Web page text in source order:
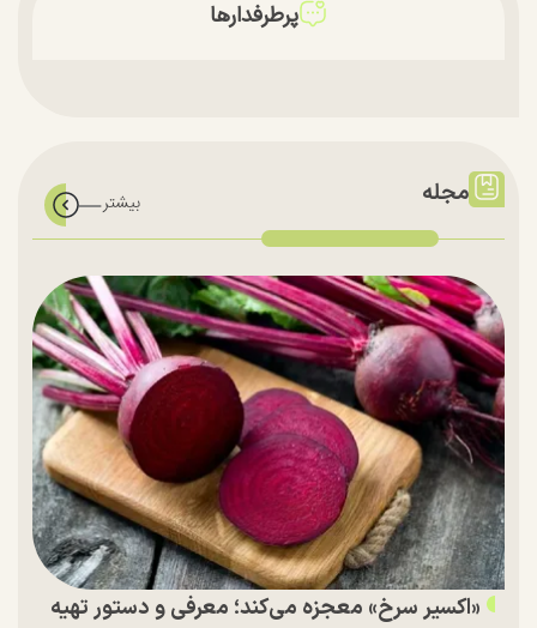
پرطرفدارها
مجله
«اکسیر سرخ» معجزه می‌کند؛ معرفی و دستور تهیه